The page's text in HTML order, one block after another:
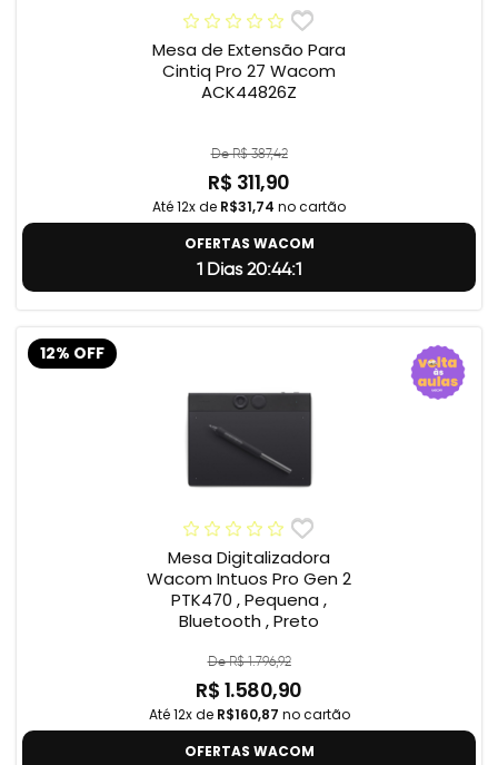
Mesa de Extensão Para
Cintiq Pro 27 Wacom
ACK44826Z
De R$ 387,42
R$ 311,90
Até 12x de R$31,74 no cartão
OFERTAS WACOM
1 Dias 20:44:0
12% OFF
Mesa Digitalizadora
Wacom Intuos Pro Gen 2
PTK470 , Pequena ,
Bluetooth , Preto
De R$ 1.796,92
R$ 1.580,90
Até 12x de R$160,87 no cartão
OFERTAS WACOM